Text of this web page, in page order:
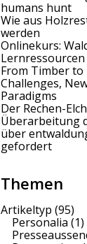
humans hunt
Wie aus
werden
Onlinekurs:
Lernressourcen
From Timber
Challenges,
Paradigms
Der Rechen-
Überarbeitung
über
gefordert
Themen
Artikeltyp (95)
Personalia (1)